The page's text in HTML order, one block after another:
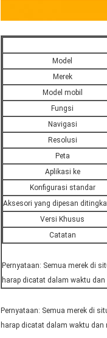
Model
Merek
Model mobil
Fungsi
Navigasi
Resolusi
Peta
Aplikasi ke
Konfigurasi standar
Aksesori yang dipesan
Versi Khusus
Catatan
Pernyataan: Semua merek di
harap dicatat dalam waktu dan
Pernyataan: Semua merek di
harap dicatat dalam waktu dan